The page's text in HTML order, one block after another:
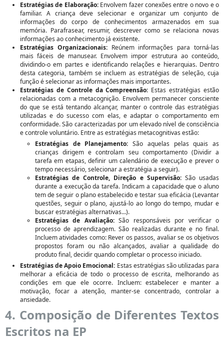
Estratégias de Elaboração:Envolvem fazer conexões entre o novo e o
familiar. A criança deve selecionar e organizar um conjunto de
informações do corpo de conhecimentos armazenados em sua
memória. Parafrasear, resumir, descrever como se relaciona novas
informações ao conhecimento já existente.
Estratégias Organizacionais:Reúnem informações para torná-las
mais fáceis de manusear. Envolvem impor estrutura ao conteúdo,
dividindo-o em partes e identificando relações e hierarquias. Dentro
desta categoria, também se incluem as estratégias de seleção, cuja
função é selecionar as informações mais importantes.
Estratégias de Controle da Compreensão: Estas estratégias estão
relacionadas com a metacognição. Envolvem permanecer consciente
do que se está tentando alcançar, manter o controle das estratégias
utilizadas e do sucesso com elas, e adaptar o comportamento em
conformidade. São caracterizadas por um elevado nível de consciência
e controle voluntário. Entre as estratégias metacognitivas estão:
Estratégias de Planejamento: São aquelas pelas quais as
crianças dirigem e controlam seu comportamento (Dividir a
tarefa em etapas, definir um calendário de execução e prever o
tempo necessário, selecionar a estratégia a seguir).
Estratégias de Controle, Direção e Supervisão:São usadas
durante a execução da tarefa. Indicam a capacidade que o aluno
tem de seguir o plano estabelecido e testar sua eficácia (Levantar
questões, seguir o plano, ajustá-lo ao longo do tempo, mudar e
buscar estratégias alternativas...).
Estratégias de Avaliação:São responsáveis por verificar o
processo de aprendizagem. São realizadas durante e no final.
Incluem atividades como: Rever os passos, avaliar se os objetivos
propostos foram ou não alcançados, avaliar a qualidade do
produto final, decidir quando completar o processo iniciado.
Estratégias de Apoio Emocional: Estas estratégias são utilizadas para
melhorar a eficácia de todo o processo de escrita, melhorando as
condições em que ele ocorre. Incluem: estabelecer e manter a
motivação, focar a atenção, manter-se concentrado, controlar a
ansiedade.
4. Composição de Diferentes Textos
Escritos na EP